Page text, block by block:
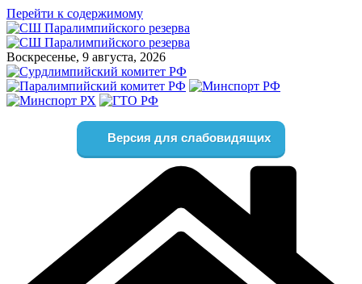
Перейти к содержимому
Воскресенье, 9 августа, 2026
Версия для слабовидящих